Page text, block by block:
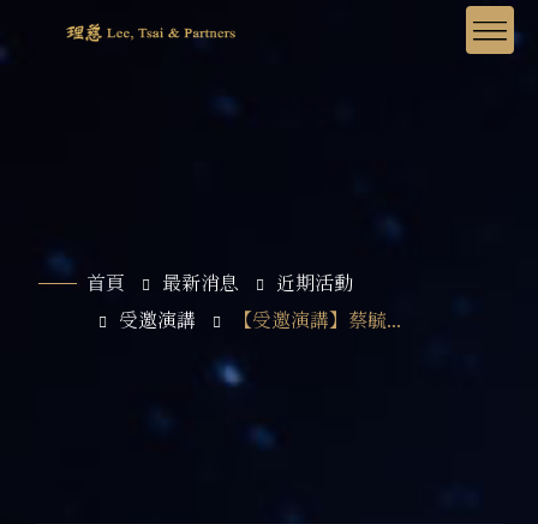
首頁 最新消息
近期活動
受邀演講
【受邀演講】蔡毓...